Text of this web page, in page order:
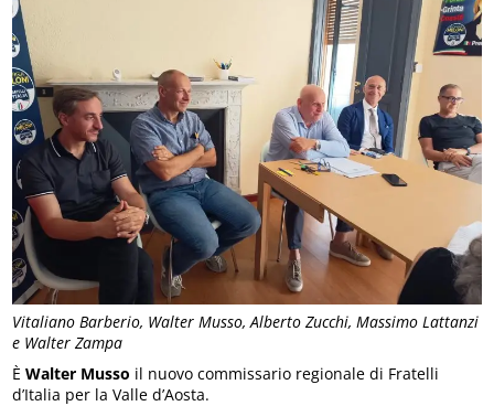
Vitaliano Barberio, Walter Musso, Alberto Zucchi, Massimo Lattanzi
e Walter Zampa
È Walter Musso il nuovo commissario regionale di Fratelli
d’Italia per la Valle d’Aosta.